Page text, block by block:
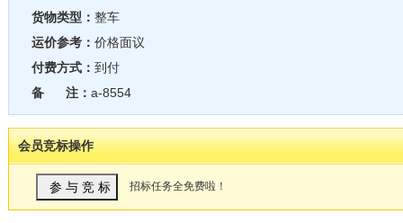
货物类型： 整车
运价参考： 价格面议
付费方式： 到付
备 注： a-8554
会员竞标操作
招标任务全免费啦！